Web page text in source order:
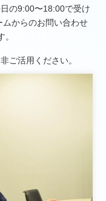
の9:00〜18:00で受け
からのお問い合わせ
ご活用ください。